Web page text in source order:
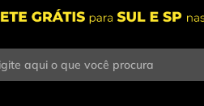
aqui o que você procura